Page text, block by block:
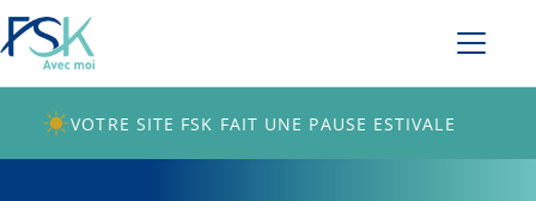
VOTRE SITE FSK FAIT UNE PAUSE ESTIVALE